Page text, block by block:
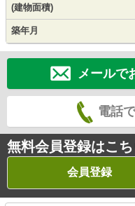
(建物面積)
築年月
メールで
電話
無料会員登録はこち
会員登録